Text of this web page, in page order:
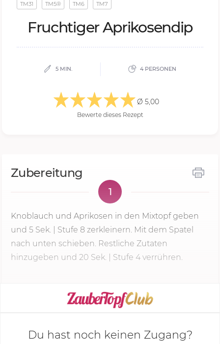
TM31 TM5® TM6 TM7
Fruch­ti­ger Apri­ko­sen­dip
5 MIN. 4 PERSONEN
Ø 5,00
Bewerte dieses Rezept
Zubereitung
1
Knoblauch und Aprikosen in den Mixtopf geben
und 5 Sek. Stufe 8 zerkleinern. Mit dem Spatel
nach unten schieben. Restliche Zutaten
hinzugeben und 20 Sek. | Stufe 4 verrühren.
KOCHMODUS STARTEN
Du hast noch keinen Zugang?